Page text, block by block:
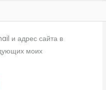
и адрес сайта в
моих